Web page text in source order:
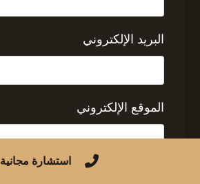
البريد الإلكتروني
الموقع الإلكتروني
استشارة مجانية